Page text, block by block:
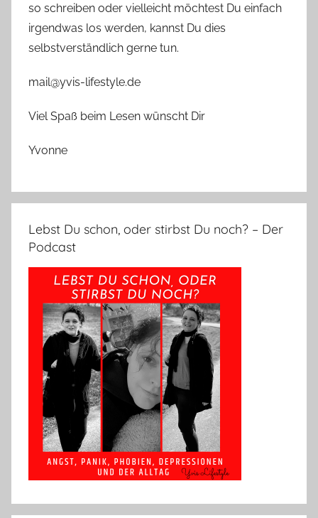
so schreiben oder vielleicht möchtest Du einfach
irgendwas los werden, kannst Du dies
selbstverständlich gerne tun.
mail@yvis-lifestyle.de
Viel Spaß beim Lesen wünscht Dir
Yvonne
Lebst Du schon, oder stirbst Du noch? – Der
Podcast